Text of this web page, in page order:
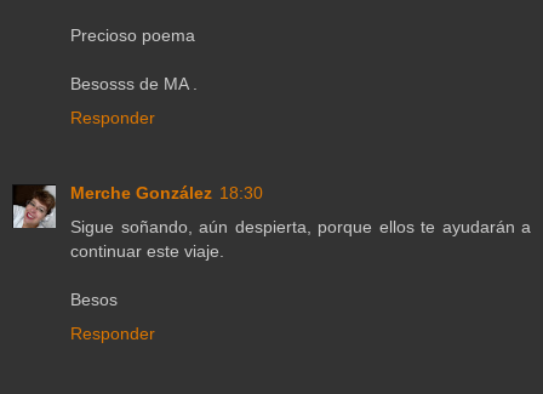
Precioso poema
Besosss de MA .
Responder
Merche González 18:30
Sigue soñando, aún despierta, porque ellos te ayudarán a
continuar este viaje.
Besos
Responder